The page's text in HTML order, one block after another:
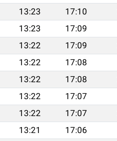
13:23 17:10
13:23 17:09
13:22 17:09
13:22 17:08
13:22 17:08
13:22 17:07
13:22 17:07
13:21 17:06